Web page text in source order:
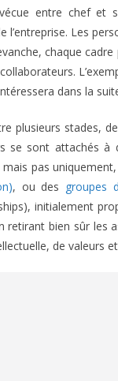
entre chef et
Les
chaque
dans la
plusieurs stades,
se sont attachés à
pas
, ou des groupes
initialement
bien sûr les
de valeurs et